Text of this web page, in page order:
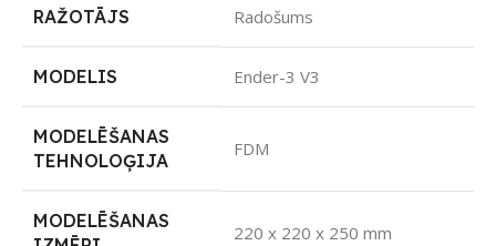
RAŽOTĀJS Radošums
MODELIS Ender-3 V3
MODELĒŠANAS
TEHNOLOĢIJA
FDM
MODELĒŠANAS
220 x 220 x 250 mm